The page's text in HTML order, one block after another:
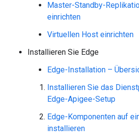
Master-Standby-
einrichten
Virtuellen Host einrichten
Installieren Sie Edge
Edge-Installation –
Installieren Sie das
Edge-Apigee-Setup
Edge-Komponenten auf
installieren